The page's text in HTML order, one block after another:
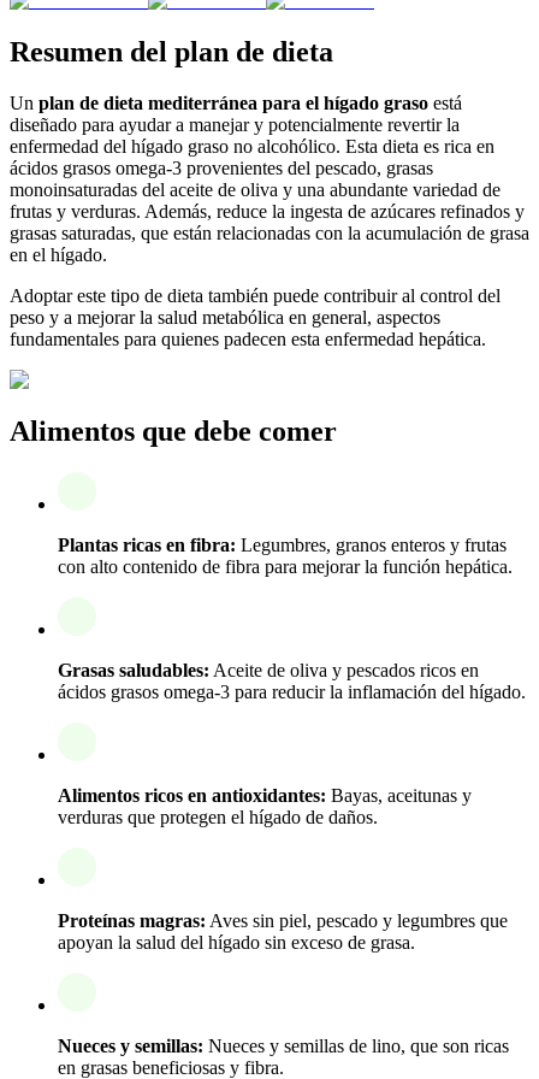
Resumen del plan de dieta
Un plan de dieta mediterránea para el hígado graso está
diseñado para ayudar a manejar y potencialmente revertir la
enfermedad del hígado graso no alcohólico. Esta dieta es rica en
ácidos grasos omega-3 provenientes del pescado, grasas
monoinsaturadas del aceite de oliva y una abundante variedad de
frutas y verduras. Además, reduce la ingesta de azúcares refinados y
grasas saturadas, que están relacionadas con la acumulación de grasa
en el hígado.
Adoptar este tipo de dieta también puede contribuir al control del
peso y a mejorar la salud metabólica en general, aspectos
fundamentales para quienes padecen esta enfermedad hepática.
Alimentos que debe comer
Plantas ricas en fibra: Legumbres, granos enteros y frutas
con alto contenido de fibra para mejorar la función hepática.
Grasas saludables: Aceite de oliva y pescados ricos en
ácidos grasos omega-3 para reducir la inflamación del hígado.
Alimentos ricos en antioxidantes: Bayas, aceitunas y
verduras que protegen el hígado de daños.
Proteínas magras: Aves sin piel, pescado y legumbres que
apoyan la salud del hígado sin exceso de grasa.
Nueces y semillas: Nueces y semillas de lino, que son ricas
en grasas beneficiosas y fibra.